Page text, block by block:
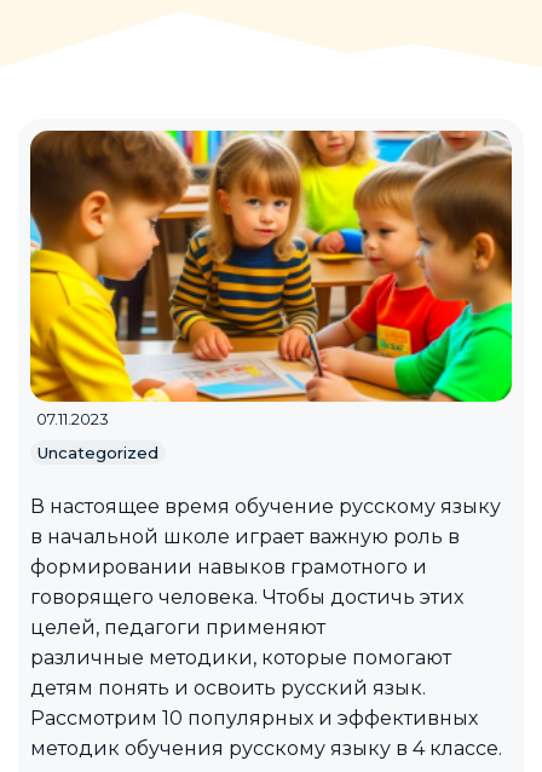
07.11.2023
Uncategorized
В настоящее время обучение русскому языку
в начальной школе играет важную роль в
формировании навыков грамотного и
говорящего человека. Чтобы достичь этих
целей, педагоги применяют
различные методики, которые помогают
детям понять и освоить русский язык.
Рассмотрим 10 популярных и эффективных
методик обучения русскому языку в 4 классе.